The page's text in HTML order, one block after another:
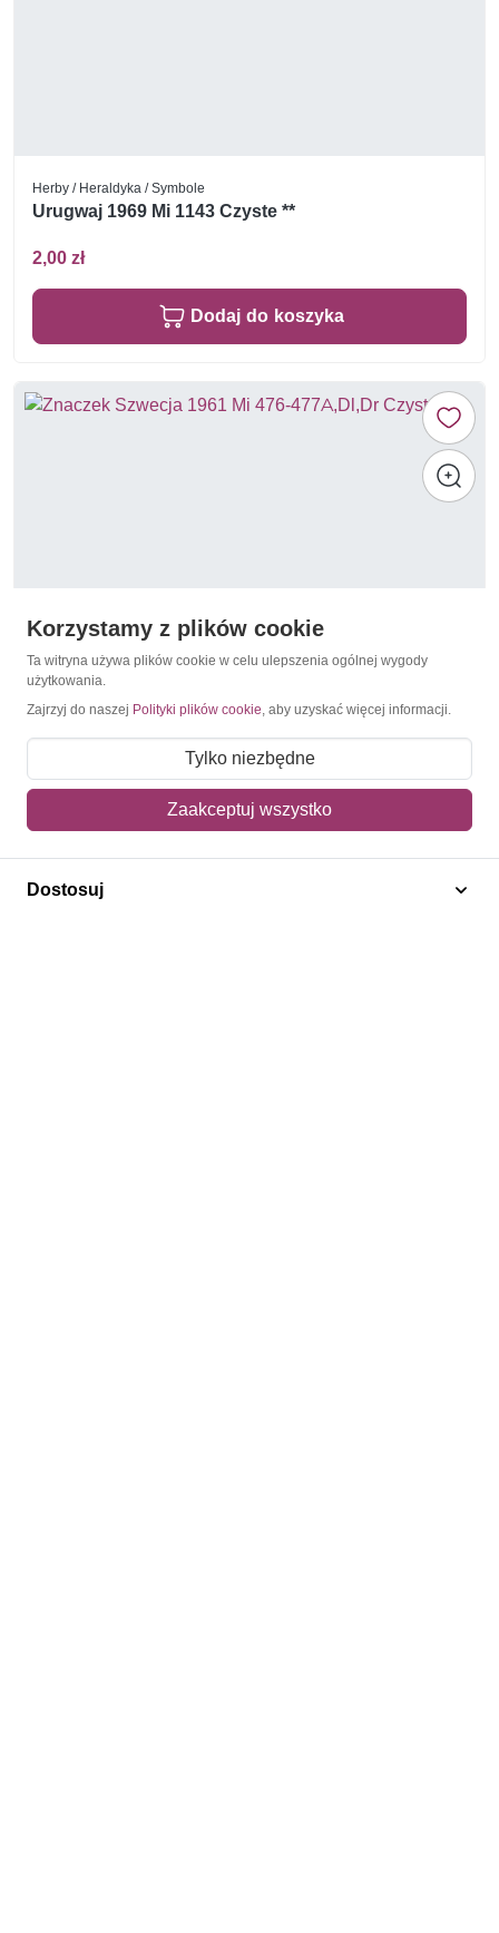
Herby / Heraldyka / Symbole
Urugwaj 1969 Mi 1143 Czyste **
2,00 zł
Dodaj do koszyka
Szwecja 1961 Mi 476-477A,Dl,Dr Czyste **
16,50 zł
Dodaj do koszyka
Korzystamy z plików cookie
Ta witryna używa plików cookie w celu ulepszenia ogólnej wygody
użytkowania.
Zajrzyj do naszej Polityki plików cookie, aby uzyskać więcej informacji.
Tylko niezbędne
Zaakceptuj wszystko
Dostosuj